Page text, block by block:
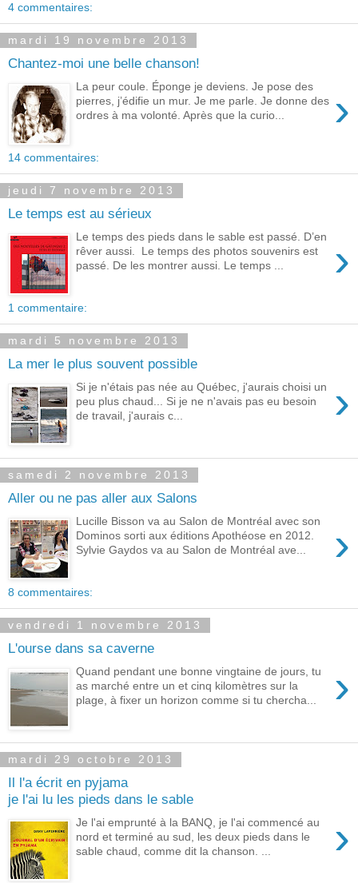
4 commentaires:
mardi 19 novembre 2013
Chantez-moi une belle chanson!
›
La peur coule. Éponge je deviens. Je pose des
pierres, j’édifie un mur. Je me parle. Je donne des
ordres à ma volonté. Après que la curio...
14 commentaires:
jeudi 7 novembre 2013
Le temps est au sérieux
›
Le temps des pieds dans le sable est passé. D’en
rêver aussi. Le temps des photos souvenirs est
passé. De les montrer aussi. Le temps ...
1 commentaire:
mardi 5 novembre 2013
La mer le plus souvent possible
›
Si je n'étais pas née au Québec, j'aurais choisi un
peu plus chaud... Si je ne n'avais pas eu besoin
de travail, j'aurais c...
samedi 2 novembre 2013
Aller ou ne pas aller aux Salons
›
Lucille Bisson va au Salon de Montréal avec son
Dominos sorti aux éditions Apothéose en 2012.
Sylvie Gaydos va au Salon de Montréal ave...
8 commentaires:
vendredi 1 novembre 2013
L'ourse dans sa caverne
›
Quand pendant une bonne vingtaine de jours, tu
as marché entre un et cinq kilomètres sur la
plage, à fixer un horizon comme si tu chercha...
mardi 29 octobre 2013
Il l'a écrit en pyjama
je l'ai lu les pieds dans le sable
›
Je l'ai emprunté à la BANQ, je l'ai commencé au
nord et terminé au sud, les deux pieds dans le
sable chaud, comme dit la chanson. ...